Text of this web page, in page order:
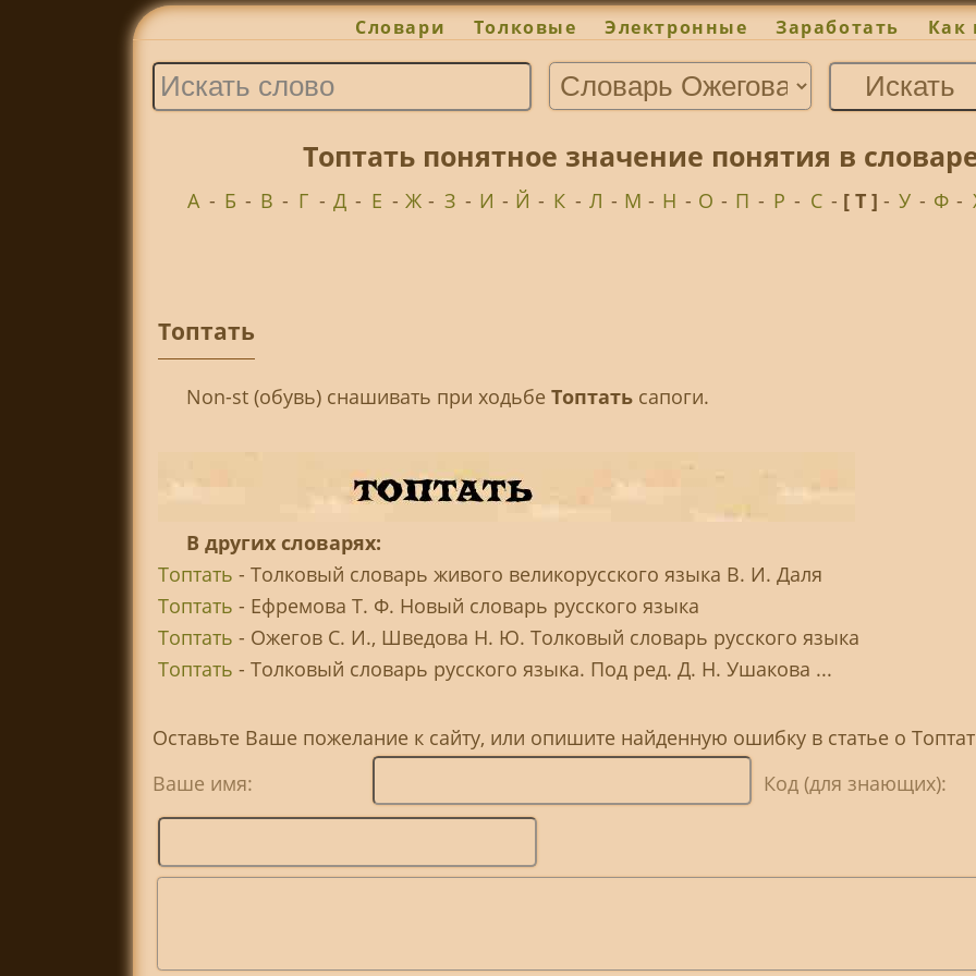
Словари Толковые Электронные Заработать Как
Топтать понятное значение понятия в
А - Б - В - Г - Д - Е - Ж - З - И - Й - К - Л - М - Н - О - П - Р - С - [ Т ] - У - Ф -
Топтать
Non-st (обувь) снашивать при ходьбеТоптать сапоги.
В других словарях:
Топтать - Толковый словарь живого великорусского языка В. И. Даля
Топтать - Ефремова Т. Ф. Новый словарь русского языка
Топтать - Ожегов С. И., Шведова Н. Ю. Толковый словарь русского языка
Топтать - Толковый словарь русского языка. Под ред. Д. Н. Ушакова ...
Оставьте Ваше пожелание к сайту, или опишите найденную ошибку в статье о
Ваше имя:
Код (для знающих):